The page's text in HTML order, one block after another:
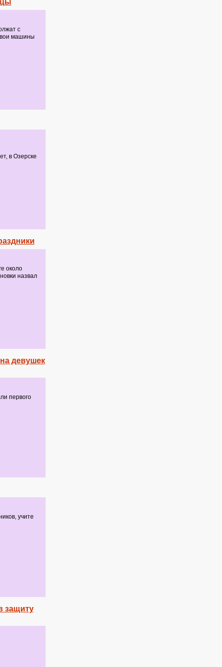
с
машины
в Озерске
около
назвал
девушек
первого
учите
защиту